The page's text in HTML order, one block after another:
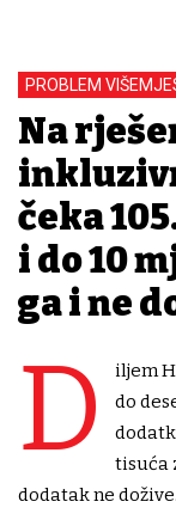
PROBLEM
Na
čeka
i do 10
ga i ne
D
iljem
do
tisuća
dodatak ne dožive.